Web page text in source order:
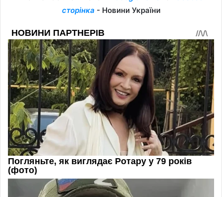
сторінка - Новини України